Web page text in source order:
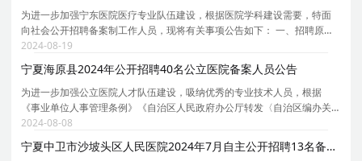
为进一步加强宁东医院医疗专业队伍建设，根据医院学科建设需要，特面
向社会公开招聘备案制工作人员，现将有关事项公告如下： 一、招聘原则
（一）坚持公开、平等、竞争、择优的原则； （二）坚持德才兼备、以德
为先的原则； （三）坚持专业匹配、人岗相适的
2024-08-19
宁夏海原县2024年公开招聘40名公立医院备案人员公告
为进一步加强公立医院人才队伍建设，吸纳优秀的专业技术人员，根据
《事业单位人事管理条例》《自治区人民政府办公厅转发〈自治区编办关
于公立医院实行人员总量管理意见〉的通知》(宁政办发 [2017]149号 )及
《宁夏回族自治区事业单位公开招聘工作人员实施办法
2024-08-08
宁夏中卫市沙坡头区人民医院2024年7月自主公开招聘13名备案制专业技术人员的公告